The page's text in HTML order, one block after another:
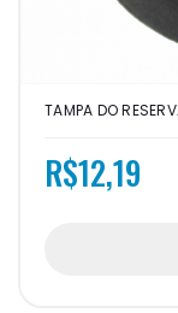
TAMPA DO
R$12,19